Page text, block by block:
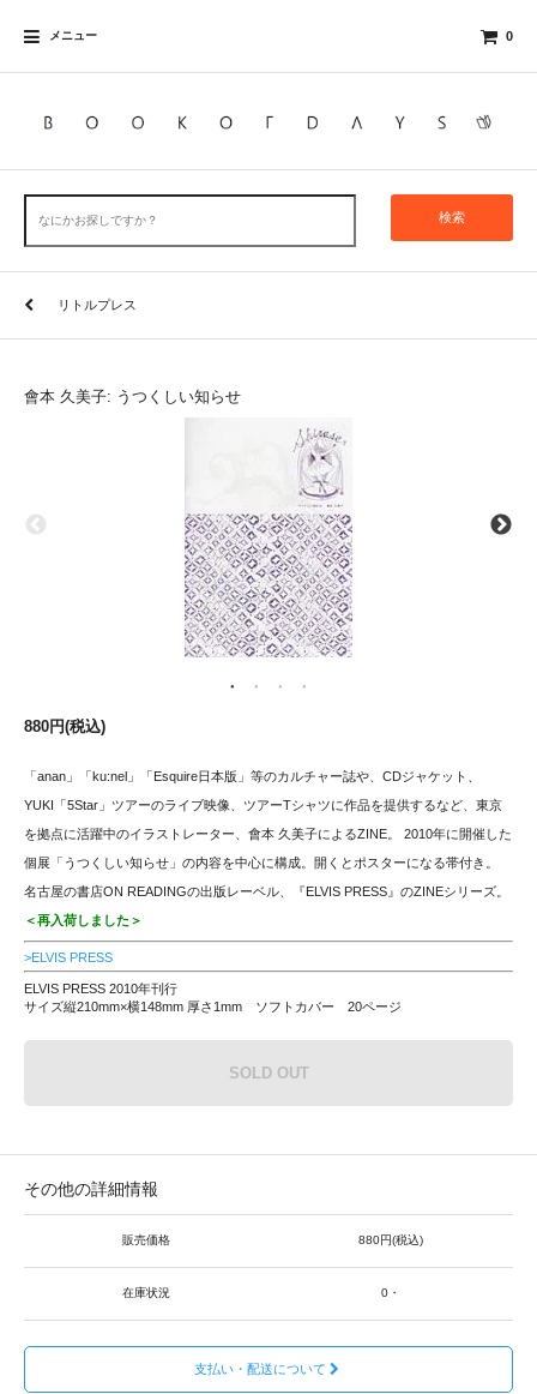
メニュー 0
検索
リトルプレス
會本 久美子: うつくしい知らせ
880円(税込)
「anan」「ku:nel」「Esquire日本版」等のカルチャー誌や、CDジャケット、
YUKI「5Star」ツアーのライブ映像、ツアーTシャツに作品を提供するなど、東京
を拠点に活躍中のイラストレーター、會本 久美子によるZINE。 2010年に開催した
個展「うつくしい知らせ」の内容を中心に構成。開くとポスターになる帯付き。
名古屋の書店ON READINGの出版レーベル、『ELVIS PRESS』のZINEシリーズ。
＜再入荷しました＞
>ELVIS PRESS
ELVIS PRESS 2010年刊行
サイズ縦210mm×横148mm 厚さ1mm ソフトカバー 20ページ
SOLD OUT
その他の詳細情報
販売価格 880円(税込)
在庫状況 0・
支払い・配送について